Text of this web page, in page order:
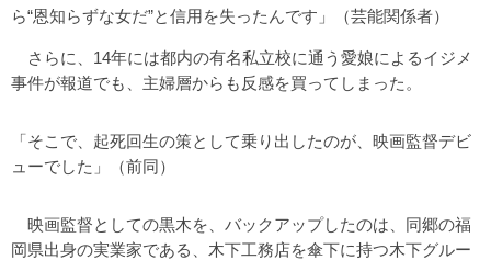
ら“恩知らずな女だ”と信用を失ったんです」（芸能関係者）
さらに、14年には都内の有名私立校に通う愛娘によるイジメ
事件が報道でも、主婦層からも反感を買ってしまった。
「そこで、起死回生の策として乗り出したのが、映画監督デビ
ューでした」（前同）
映画監督としての黒木を、バックアップしたのは、同郷の福
岡県出身の実業家である、木下工務店を傘下に持つ木下グルー